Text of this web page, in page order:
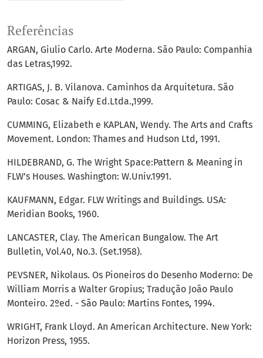
Referências
ARGAN, Giulio Carlo. Arte Moderna. São Paulo: Companhia
das Letras,1992.
ARTIGAS, J. B. Vilanova. Caminhos da Arquitetura. São
Paulo: Cosac & Naify Ed.Ltda.,1999.
CUMMING, Elizabeth e KAPLAN, Wendy. The Arts and Crafts
Movement. London: Thames and Hudson Ltd, 1991.
HILDEBRAND, G. The Wright Space:Pattern & Meaning in
FLW’s Houses. Washington: W.Univ.1991.
KAUFMANN, Edgar. FLW Writings and Buildings. USA:
Meridian Books, 1960.
LANCASTER, Clay. The American Bungalow. The Art
Bulletin, Vol.40, No.3. (Set.1958).
PEVSNER, Nikolaus. Os Pioneiros do Desenho Moderno: De
William Morris a Walter Gropius; Tradução João Paulo
Monteiro. 2ºed. - São Paulo: Martins Fontes, 1994.
WRIGHT, Frank Lloyd. An American Architecture. New York:
Horizon Press, 1955.